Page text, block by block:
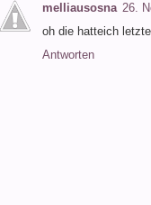
melliausosna 26.
oh die hatteich
Antworten